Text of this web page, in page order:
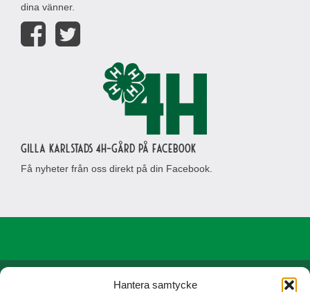
Hantera samtycke
dina vänner.
Gilla Karlstads 4H-gård på Facebook
Få nyheter från oss direkt på din Facebook.